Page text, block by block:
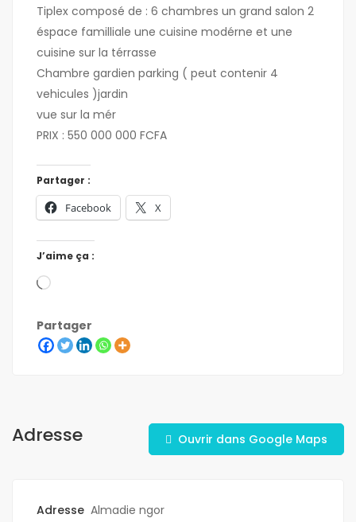
Tiplex composé de : 6 chambres un grand salon 2
éspace familliale une cuisine modérne et une
cuisine sur la térrasse
Chambre gardien parking ( peut contenir 4
vehicules )jardin
vue sur la mér
PRIX : 550 000 000 FCFA
Partager :
Facebook X
J’aime ça :
Partager
Adresse Ouvrir dans Google Maps
Adresse Almadie ngor